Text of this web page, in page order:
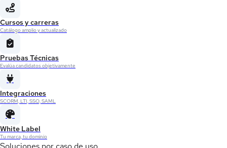
Cursos y carreras
Catálogo amplio y actualizado
Pruebas Técnicas
Evalúa candidatos objetivamente
Integraciones
SCORM, LTI, SSO, SAML
White Label
Tu marca, tu dominio